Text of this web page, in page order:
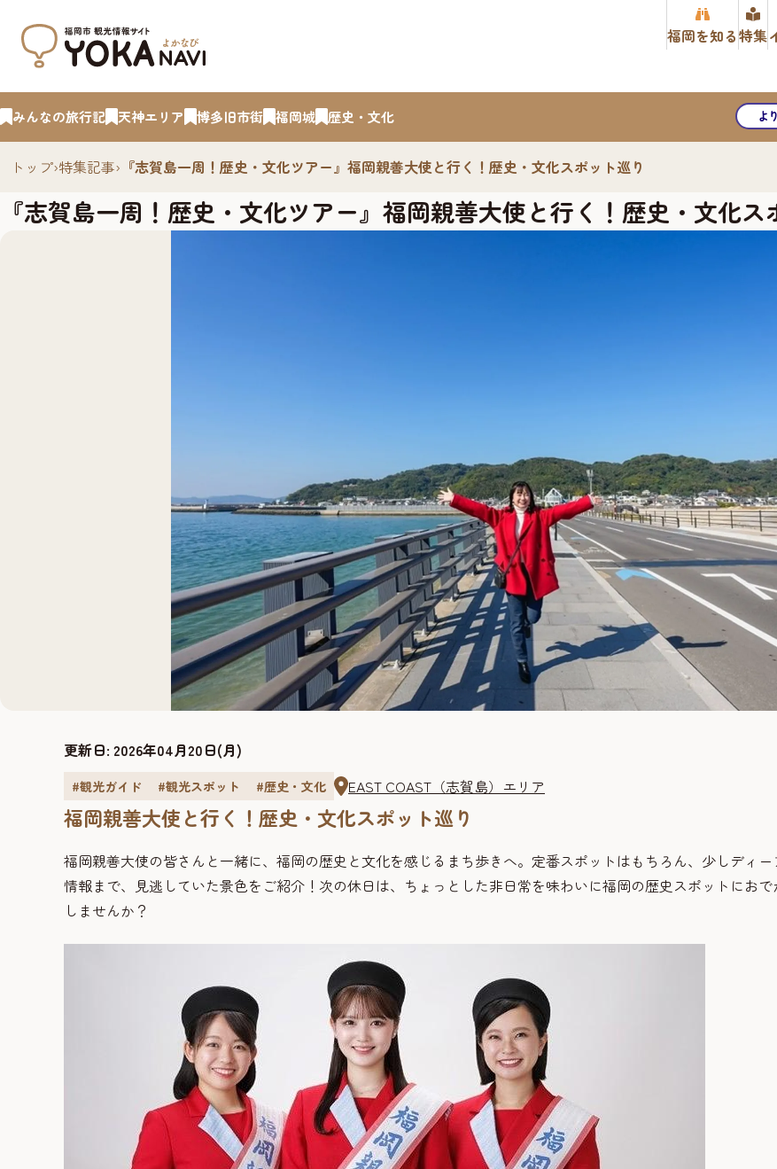
福岡を知る特集
みんなの旅行記 天神エリア 博多旧市街 福岡城 歴史・文化 よ
トップ›特集記事› 『志賀島一周！歴史・文化ツアー』福岡親善大使と行く！歴史・文化スポット巡り
『志賀島一周！歴史・文化ツアー』福岡親善大使と行く！歴史・文化ス
更新日: 2026年04月20日(月)
#観光ガイド #観光スポット #歴史・文化 EAST COAST（志賀島）エリア
福岡親善大使と行く！歴史・文化スポット巡り
福岡親善大使の皆さんと一緒に、福岡の歴史と文化を感じるまち歩きへ。定番スポットはもちろん、少しディー
情報まで、見逃していた景色をご紹介！次の休日は、ちょっとした非日常を味わいに福岡の歴史スポットにおで
しませんか？